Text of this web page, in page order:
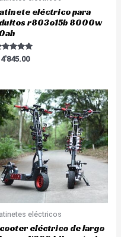
eléctrico para
r803o15b 8000w
4'845.00
eléctricos
eléctrico de largo